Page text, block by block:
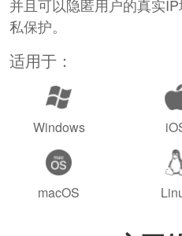
并且可以隐匿用户的真实
私保护。
适用于：
Windows
macOS